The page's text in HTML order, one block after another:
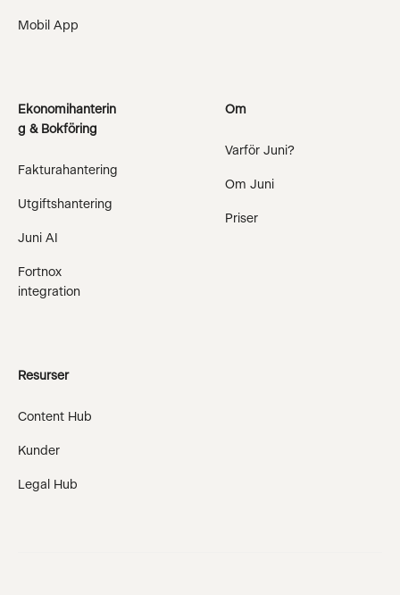
Mobil App
Ekonomihanterin
g & Bokföring
Fakturahantering
Utgiftshantering
Juni AI
Fortnox
integration
Om
Varför Juni?
Om Juni
Priser
Resurser
Content Hub
Kunder
Legal Hub